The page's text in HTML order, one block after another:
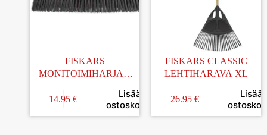
FISKARS
MONITOIMIHARJAN
14.95 €
Lisää
ostoskoriin
FISKARS CLASSIC
LEHTIHARAVA XL
26.95 €
Lisää